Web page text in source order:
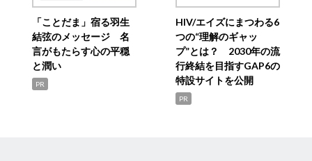
「ことだま」宿る羽生
結弦のメッセージ 名
言がもたらす心の平穏
と潤い
PR
HIV/エイズにまつわる6
つの“理解のギャッ
プ”とは？ 2030年の流
行終結を目指すGAP6の
特設サイトを公開
PR